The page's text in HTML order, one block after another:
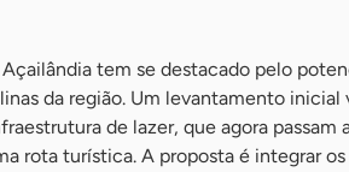
tem se destacado pelo
da região. Um levantamento inicial
de lazer, que agora passam
rota turística. A proposta é integrar os